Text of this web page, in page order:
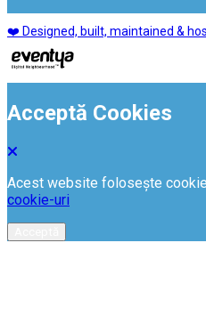
❤️ Designed, built, maintained &
Acceptă Cookies
Acest website folosește
cookie-uri